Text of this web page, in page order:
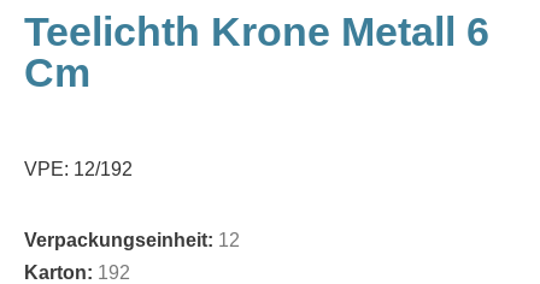
Teelichth Krone Metall 6
Cm
VPE: 12/192
Verpackungseinheit: 12
Karton: 192